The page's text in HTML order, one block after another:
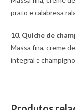
prato e calabresa
10. Quiche de
Massa fina, creme
integral e